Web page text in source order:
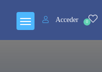
0
Acceder